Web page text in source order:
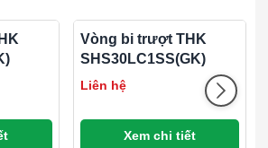
truyền động và hệ thống bánh xe.
Tâm
: Vòng bi có khả năng chịu tải trọng
Chỉnh
: Vòng bi có thiết kế cho phép tự
ma sát và tăng hiệu suất.
Vòng bi trượt THK
SHS30LC1SS(GK)
Liên hệ
Xem chi tiết